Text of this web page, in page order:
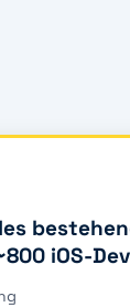
iOS-